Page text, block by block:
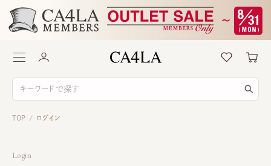
TOP / ログイン
Login